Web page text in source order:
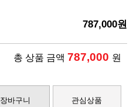
787,000원
총 상품 금액 787,000 원
장바구니 관심상품